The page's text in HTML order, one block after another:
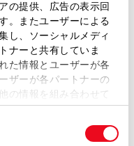
の提供、広告の表示回
。またユーザーによる
し、ソーシャルメディ
ナーと共有していま
た情報とユーザーが各
ザーが各パートナーの
の情報を組み合わせて
イトの使用を続行する
問い合わせ
検証）をご
ズな対応